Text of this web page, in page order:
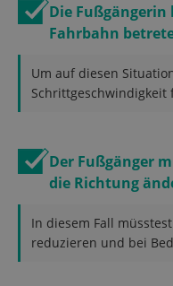
Die
Fahrbahn
Um auf diesen
Der Fußgänger
die Richtung
In diesem Fall
reduzieren und bei